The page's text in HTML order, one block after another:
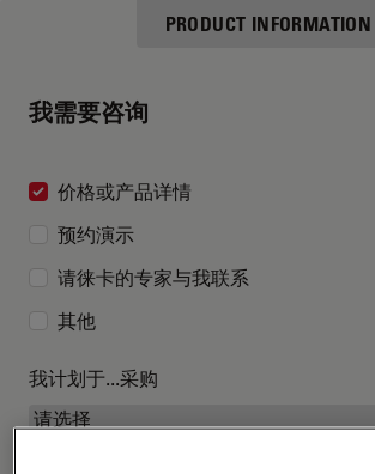
PRODUCT INFORMATION
我需要咨询
价格或产品详情
预约演示
请徕卡的专家与我联系
其他
我计划于...采购